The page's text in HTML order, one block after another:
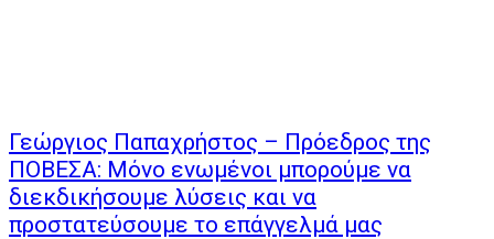
Γεώργιος Παπαχρήστος – Πρόεδρος της
ΠΟΒΕΣΑ: Μόνο ενωμένοι μπορούμε να
διεκδικήσουμε λύσεις και να
προστατεύσουμε το επάγγελμά μας